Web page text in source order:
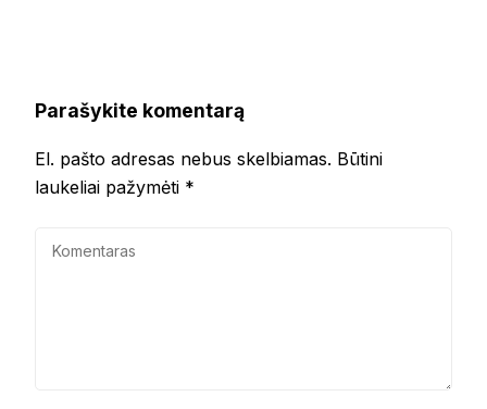
Parašykite komentarą
El. pašto adresas nebus skelbiamas. Būtini
laukeliai pažymėti *